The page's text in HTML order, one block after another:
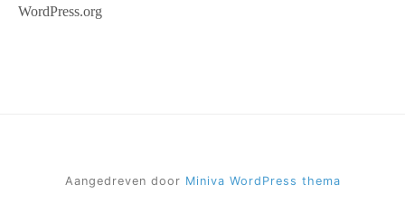
WordPress.org
Aangedreven door Miniva WordPress thema